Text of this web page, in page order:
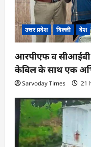
उत्तर प्रदेश दिल्ली देश
आरपीएफ व सीआईबी
केबिल के साथ एक
Sarvoday Times 21